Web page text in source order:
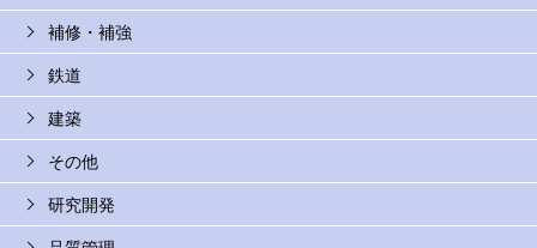
補修・補強
鉄道
建築
その他
研究開発